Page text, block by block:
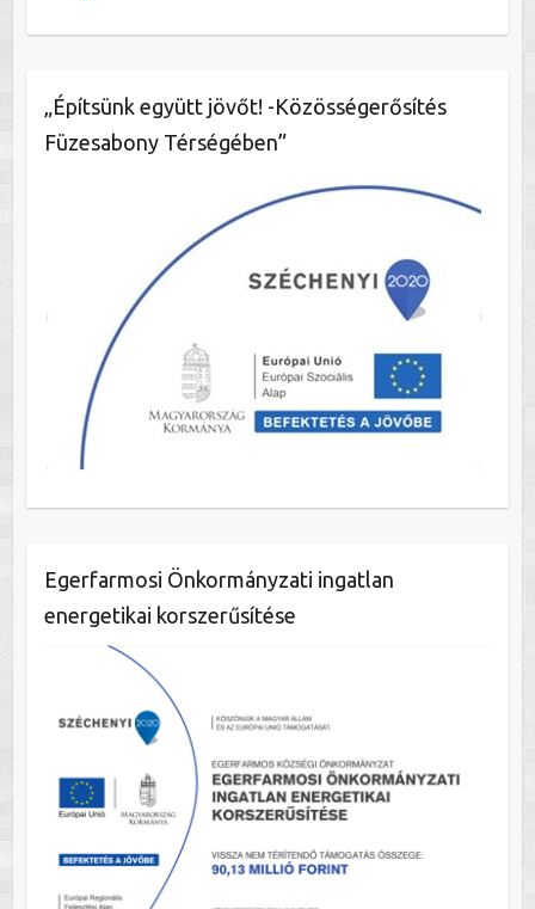
„Építsünk együtt jövőt! -Közösségerősítés
Füzesabony Térségében”
Egerfarmosi Önkormányzati ingatlan
energetikai korszerűsítése